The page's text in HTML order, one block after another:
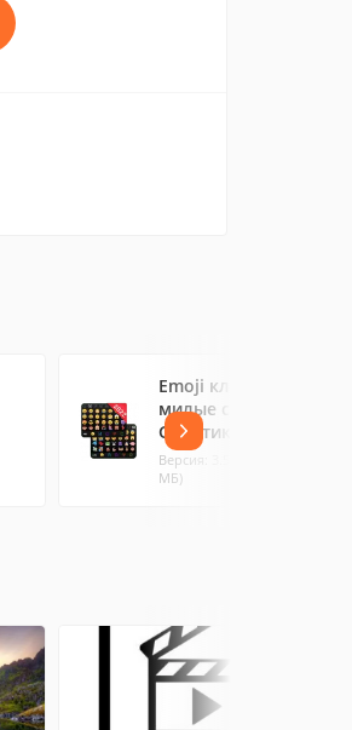
Emoji клавиатура -
милые смайлики,
GIF, стикеры
Версия: 3.5.2.01 (110.42
МБ)